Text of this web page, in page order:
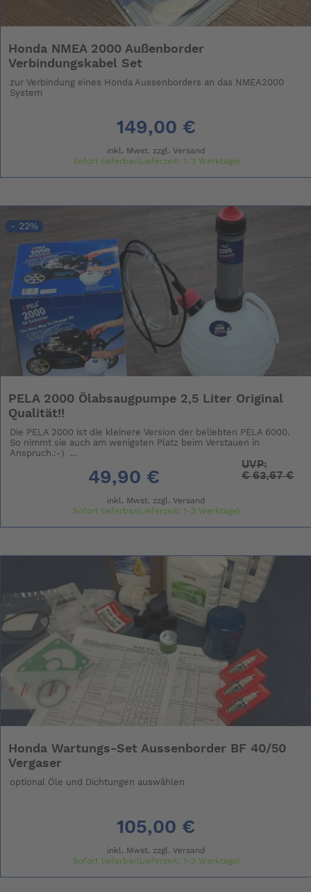
Honda NMEA 2000 Außenborder
Verbindungskabel Set
zur Verbindung eines Honda Aussenborders an das NMEA2000
System
149,00 €
inkl. Mwst. zzgl. Versand
Sofort lieferbar(Lieferzeit: 1-3 Werktage)
- 22%
PELA 2000 Ölabsaugpumpe 2,5 Liter Original
Qualität!!
Die PELA 2000 ist die kleinere Version der beliebten PELA 6000.
So nimmt sie auch am wenigsten Platz beim Verstauen in
Anspruch.:-) ...
49,90 €
UVP:
€63,67 €
inkl. Mwst. zzgl. Versand
Sofort lieferbar(Lieferzeit: 1-3 Werktage)
Honda Wartungs-Set Aussenborder BF 40/50
Vergaser
optional Öle und Dichtungen auswählen
105,00 €
inkl. Mwst. zzgl. Versand
Sofort lieferbar(Lieferzeit: 1-3 Werktage)